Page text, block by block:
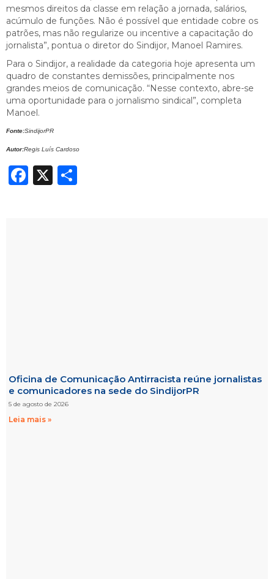
mesmos direitos da classe em relação a jornada, salários,
acúmulo de funções. Não é possível que entidade cobre os
patrões, mas não regularize ou incentive a capacitação do
jornalista”, pontua o diretor do Sindijor, Manoel Ramires.
Para o Sindijor, a realidade da categoria hoje apresenta um
quadro de constantes demissões, principalmente nos
grandes meios de comunicação. “Nesse contexto, abre-se
uma oportunidade para o jornalismo sindical”, completa
Manoel.
Fonte:SindijorPR
Autor:Regis Luís Cardoso
Facebook
X
Oficina de Comunicação Antirracista reúne jornalistas
e comunicadores na sede do SindijorPR
5 de agosto de 2026
Leia mais »